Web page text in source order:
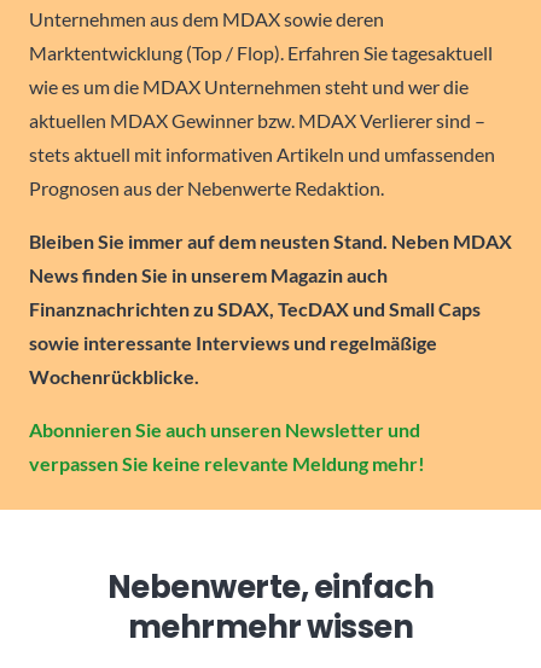
Unternehmen aus dem MDAX sowie deren
Marktentwicklung (Top / Flop). Erfahren Sie tagesaktuell
wie es um die MDAX Unternehmen steht und wer die
aktuellen MDAX Gewinner bzw. MDAX Verlierer sind –
stets aktuell mit informativen Artikeln und umfassenden
Prognosen aus der Nebenwerte Redaktion.
Bleiben Sie immer auf dem neusten Stand. Neben MDAX
News finden Sie in unserem Magazin auch
Finanznachrichten zu SDAX, TecDAX und Small Caps
sowie interessante Interviews und regelmäßige
Wochenrückblicke.
Abonnieren Sie auch unseren Newsletter und
verpassen Sie keine relevante Meldung mehr!
Nebenwerte, einfach
mehrmehr wissen